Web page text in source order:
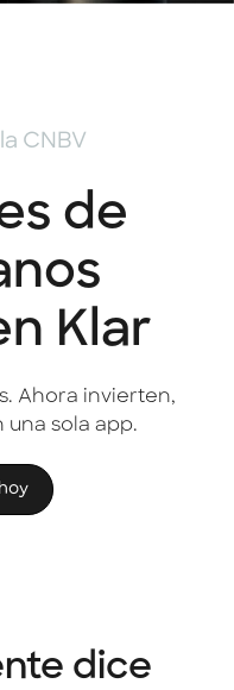
CNBV
de
Klar
Ahora invierten,
sola app.
dice